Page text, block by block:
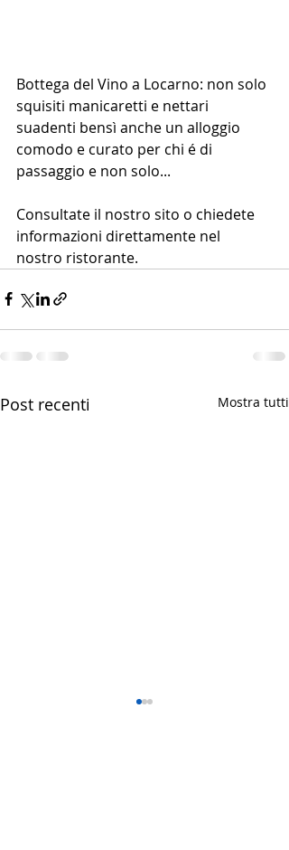
Bottega del Vino a Locarno: non solo
squisiti manicaretti e nettari
suadenti bensì anche un alloggio
comodo e curato per chi é di
passaggio e non solo...
Consultate il nostro sito o chiedete
informazioni direttamente nel
nostro ristorante.
Post recenti Mostra tutti